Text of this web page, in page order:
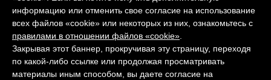
рукавов
информацию или отменить свое согласие на использование
всех файлов «cookie» или некоторых из них, ознакомьтесь с
правилами в отношении файлов «cookie»
Закрывая этот баннер, прокручивая эту страницу, переходя
по какой-либо ссылке или продолжая просматривать
материалы иным способом, вы даете согласие на